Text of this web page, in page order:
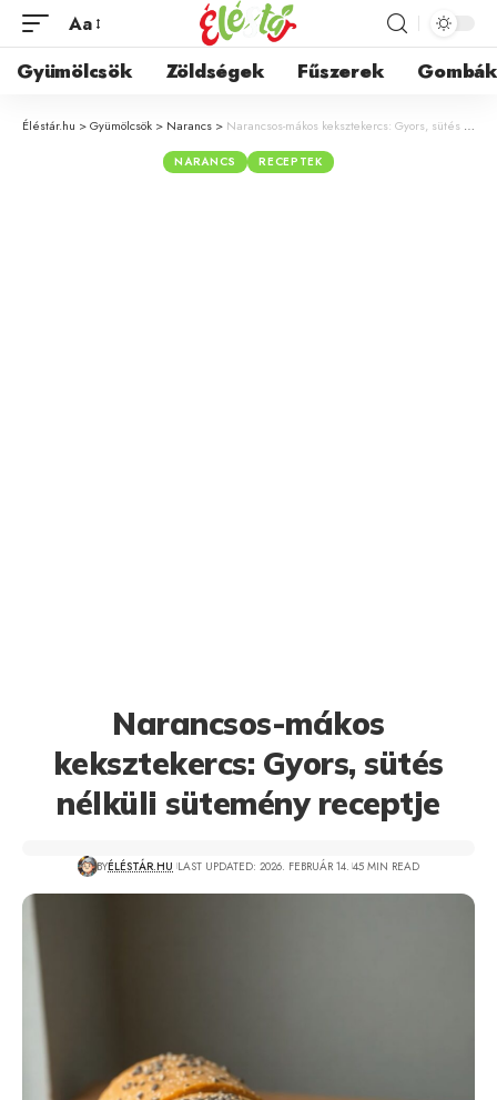
Aa
Gyümölcsök Zöldségek Fűszerek Gombák
Éléstár.hu >Gyümölcsök > Narancs > Narancsos-mákos keksztekercs: Gyors, sütés nélküli sütemény receptje
NARANCS RECEPTEK
Narancsos-mákos
keksztekercs: Gyors, sütés
nélküli sütemény receptje
BYÉLÉSTÁR.HU LAST UPDATED: 2026. FEBRUÁR 14. 45 MIN READ